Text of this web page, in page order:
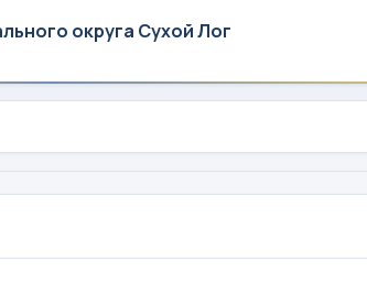
округа Сухой Лог